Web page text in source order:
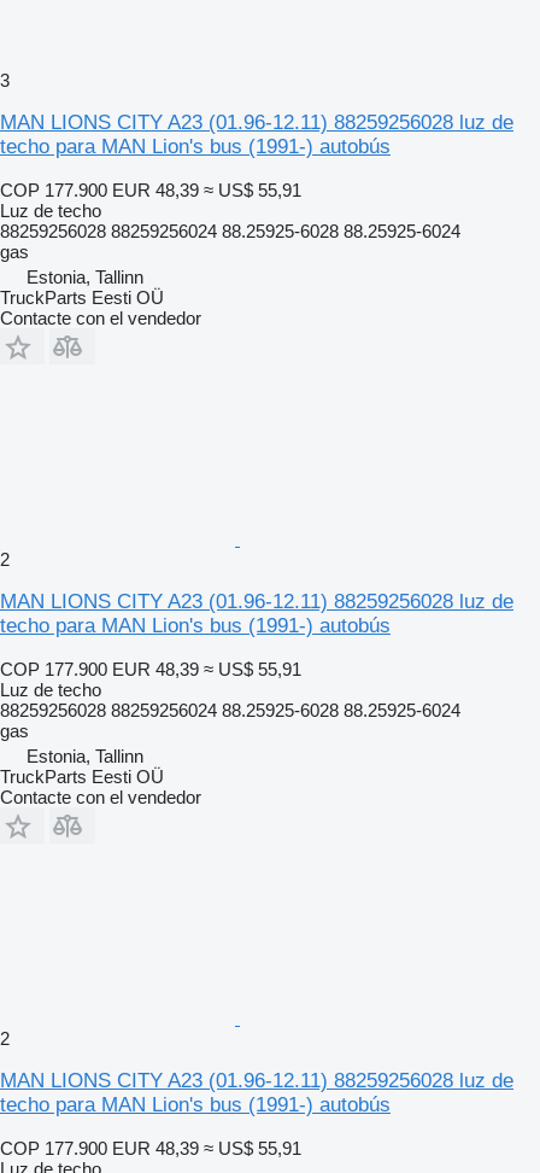
3
MAN LIONS CITY A23 (01.96-12.11) 88259256028 luz de
techo para MAN Lion's bus (1991-) autobús
COP 177.900 EUR 48,39 ≈ US$ 55,91
Luz de techo
88259256028 88259256024 88.25925-6028 88.25925-6024
gas
Estonia, Tallinn
TruckParts Eesti OÜ
Contacte con el vendedor
2
MAN LIONS CITY A23 (01.96-12.11) 88259256028 luz de
techo para MAN Lion's bus (1991-) autobús
COP 177.900 EUR 48,39 ≈ US$ 55,91
Luz de techo
88259256028 88259256024 88.25925-6028 88.25925-6024
gas
Estonia, Tallinn
TruckParts Eesti OÜ
Contacte con el vendedor
2
MAN LIONS CITY A23 (01.96-12.11) 88259256028 luz de
techo para MAN Lion's bus (1991-) autobús
COP 177.900 EUR 48,39 ≈ US$ 55,91
Luz de techo